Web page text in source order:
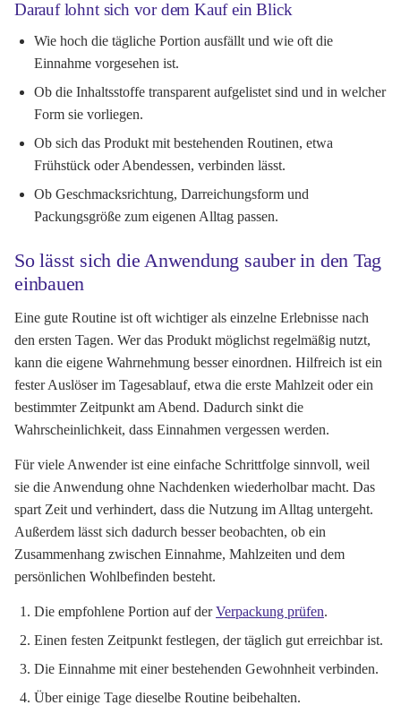
Darauf lohnt sich vor dem Kauf ein Blick
Wie hoch die tägliche Portion ausfällt und wie oft die
Einnahme vorgesehen ist.
Ob die Inhaltsstoffe transparent aufgelistet sind und in welcher
Form sie vorliegen.
Ob sich das Produkt mit bestehenden Routinen, etwa
Frühstück oder Abendessen, verbinden lässt.
Ob Geschmacksrichtung, Darreichungsform und
Packungsgröße zum eigenen Alltag passen.
So lässt sich die Anwendung sauber in den Tag
einbauen
Eine gute Routine ist oft wichtiger als einzelne Erlebnisse nach
den ersten Tagen. Wer das Produkt möglichst regelmäßig nutzt,
kann die eigene Wahrnehmung besser einordnen. Hilfreich ist ein
fester Auslöser im Tagesablauf, etwa die erste Mahlzeit oder ein
bestimmter Zeitpunkt am Abend. Dadurch sinkt die
Wahrscheinlichkeit, dass Einnahmen vergessen werden.
Für viele Anwender ist eine einfache Schrittfolge sinnvoll, weil
sie die Anwendung ohne Nachdenken wiederholbar macht. Das
spart Zeit und verhindert, dass die Nutzung im Alltag untergeht.
Außerdem lässt sich dadurch besser beobachten, ob ein
Zusammenhang zwischen Einnahme, Mahlzeiten und dem
persönlichen Wohlbefinden besteht.
Die empfohlene Portion auf derVerpackung prüfen.
Einen festen Zeitpunkt festlegen, der täglich gut erreichbar ist.
Die Einnahme mit einer bestehenden Gewohnheit verbinden.
Über einige Tage dieselbe Routine beibehalten.